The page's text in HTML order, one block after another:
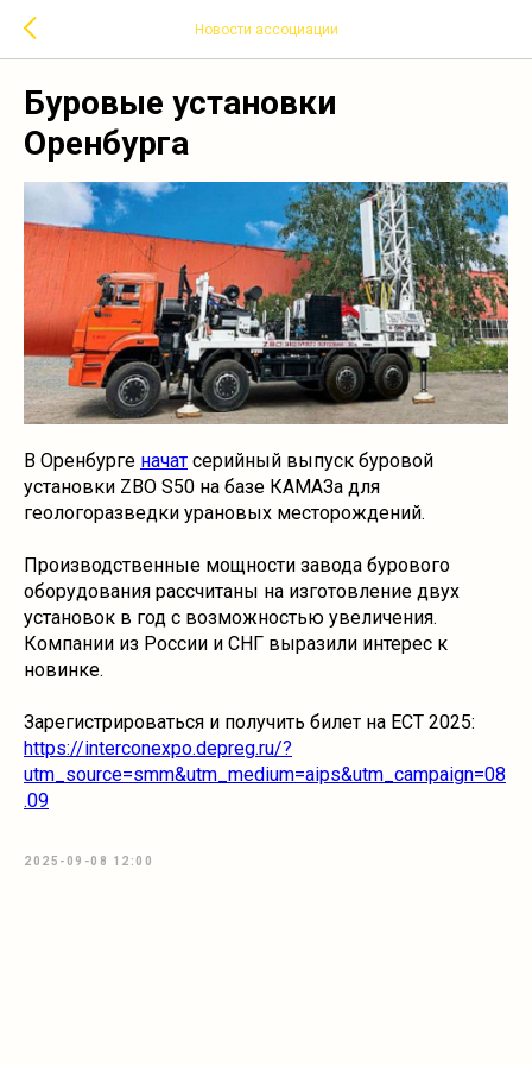
Новости ассоциации
Буровые установки
Оренбурга
В Оренбурге начат серийный выпуск буровой
установки ZBO S50 на базе КАМАЗа для
геологоразведки урановых месторождений.
Производственные мощности завода бурового
оборудования рассчитаны на изготовление двух
установок в год с возможностью увеличения.
Компании из России и СНГ выразили интерес к
новинке.
Зарегистрироваться и получить билет на ECT 2025:
https://interconexpo.depreg.ru/?
utm_source=smm&utm_medium=aips&utm_campaign=08
.09
2025-09-08 12:00